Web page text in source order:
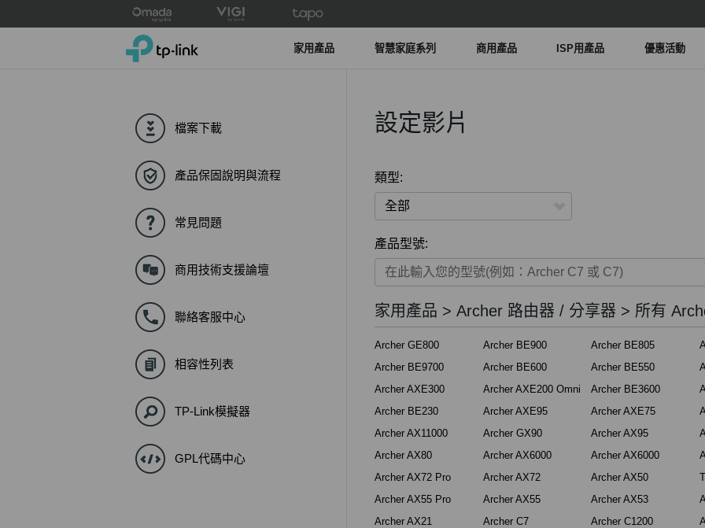
to
TP-Link, Reliably Smart 家用產品 智慧家庭系列 商用產品 ISP用產品 優惠活動
檔案下載
產品保固說明與流程
常見問題
商用技術支援論壇
聯絡客服中心
相容性列表
TP-Link模擬器
GPL代碼中心
設定影片
類型:
全部
家用產品
商用產品
ISP用產品
產品型號:
家用產品 > Archer 路由器 / 分享器 > 所有
Archer GE800 Archer BE900 Archer BE805
Archer BE9700
Archer BE600 Archer BE550
Archer AXE300
Archer AXE200 Omni Archer BE3600
Archer BE230
Archer AXE95 Archer AXE75
Archer AX11000
Archer GX90 Archer AX95
Archer AX80
Archer AX6000 Archer AX6000
Archer AX72 Pro
Archer AX72 Archer AX50
Archer AX55 Pro
Archer AX55 Archer AX53
Archer AX21
Archer C7 Archer C1200